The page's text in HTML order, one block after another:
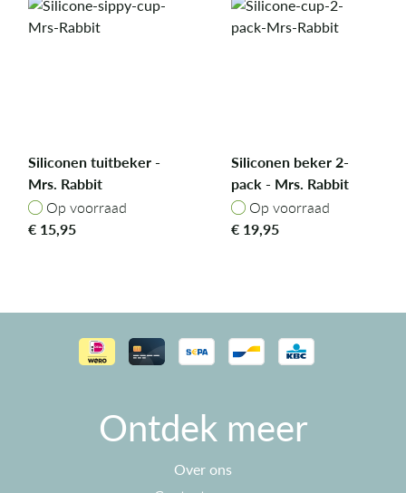
Siliconen tuitbeker -
Mrs. Rabbit
Op voorraad
Op voorraad
€ 15,95
Siliconen beker 2-
pack - Mrs. Rabbit
Op voorraad
Op voorraad
€ 19,95
Ontdek meer
Over ons